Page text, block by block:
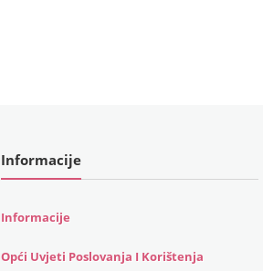
Informacije
Informacije
Opći Uvjeti Poslovanja I Korištenja